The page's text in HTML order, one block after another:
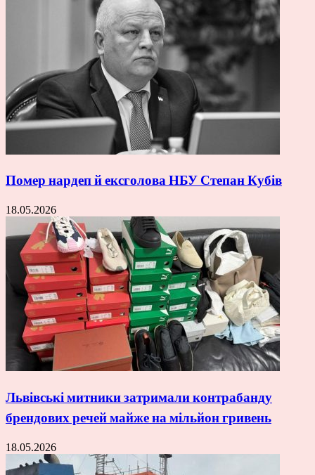
Помер нардеп й ексголова НБУ Степан Кубів
18.05.2026
Львівські митники затримали контрабанду
брендових речей майже на мільйон гривень
18.05.2026